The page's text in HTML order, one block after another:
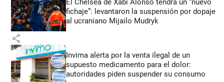
El Chelsea de Xabi Alonso tendrá un “nuevo
fichaje”: levantaron la suspensión por dopaje
al ucraniano Mijailo Mudryk
share
Invima alerta por la venta ilegal de un
supuesto medicamento para el dolor:
autoridades piden suspender su consumo